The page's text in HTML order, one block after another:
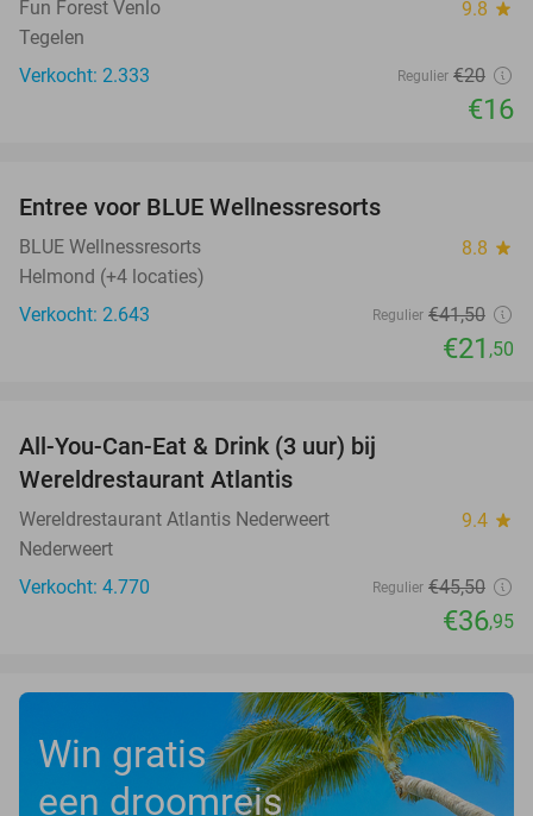
Fun Forest Venlo 9.8 star
Tegelen
Verkocht: 2.333
Regulier €20
€16
Entree voor BLUE Wellnessresorts
BLUE Wellnessresorts 8.8 star
Helmond (+4 locaties)
Verkocht: 2.643
Regulier €41,50
€21 ,50
All-You-Can-Eat & Drink (3 uur) bij
Wereldrestaurant Atlantis
Wereldrestaurant Atlantis Nederweert 9.4 star
Nederweert
Verkocht: 4.770
Regulier €45,50
€36,95
Win gratis
een droomreis